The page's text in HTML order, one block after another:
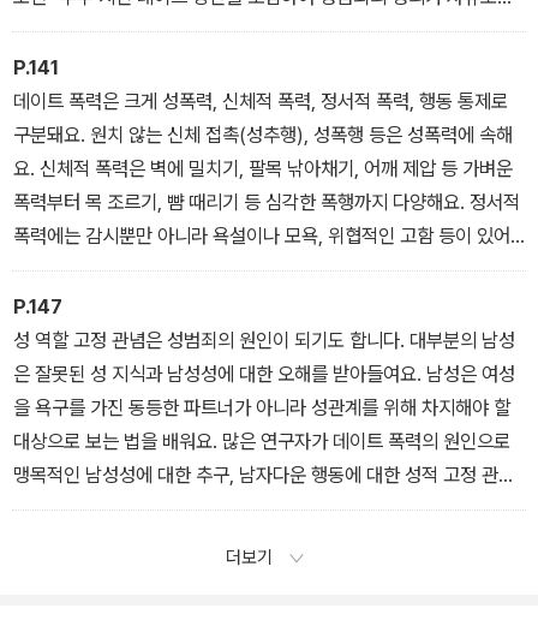
동의의 부재에 기반을 둔 강압적인 상황을 고려한 것으로 보장하
라”라고 명시합니다.
P.141
데이트 폭력은 크게 성폭력, 신체적 폭력, 정서적 폭력, 행동 통제로
구분돼요. 원치 않는 신체 접촉(성추행), 성폭행 등은 성폭력에 속해
요. 신체적 폭력은 벽에 밀치기, 팔목 낚아채기, 어깨 제압 등 가벼운
폭력부터 목 조르기, 뺨 때리기 등 심각한 폭행까지 다양해요. 정서적
폭력에는 감시뿐만 아니라 욕설이나 모욕, 위협적인 고함 등이 있어
요. 행동 통제는 상대의 행동을 제한하는 걸 가리켜요.
P.147
성 역할 고정 관념은 성범죄의 원인이 되기도 합니다. 대부분의 남성
은 잘못된 성 지식과 남성성에 대한 오해를 받아들여요. 남성은 여성
을 욕구를 가진 동등한 파트너가 아니라 성관계를 위해 차지해야 할
대상으로 보는 법을 배워요. 많은 연구자가 데이트 폭력의 원인으로
맹목적인 남성성에 대한 추구, 남자다운 행동에 대한 성적 고정 관념,
미숙한 의사소통, 자신감 부족, 또래 집단의 영향과 압력 등을 지적하
더보기